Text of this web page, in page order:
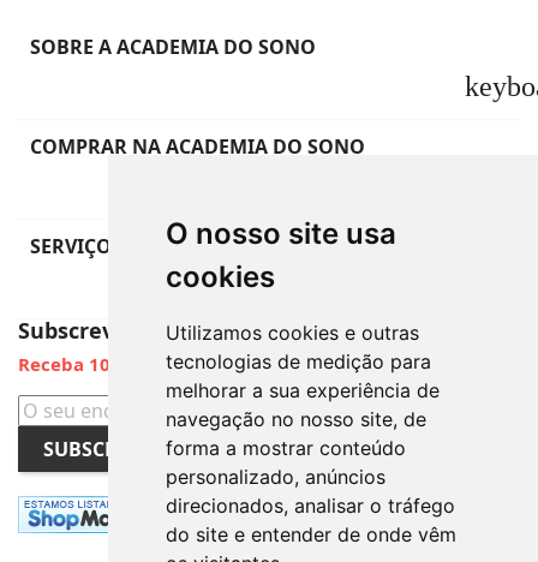
O nosso site usa
cookies
Utilizamos cookies e outras
tecnologias de medição para
melhorar a sua experiência de
navegação no nosso site, de
forma a mostrar conteúdo
personalizado, anúncios
direcionados, analisar o tráfego
do site e entender de onde vêm
SOBRE A ACADEMIA DO SONO
COMPRAR NA ACADEMIA DO SONO
SERVIÇO DE APOIO AO CLIENTE
Subscreva a Newsletter
Receba 10% de Desconto
SUBSCREVER